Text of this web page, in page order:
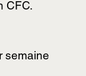
CFC.
semaine